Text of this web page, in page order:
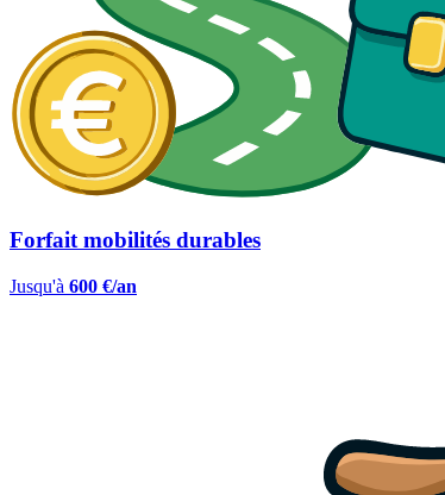
Forfait mobilités durables
Jusqu'à 600 €/an